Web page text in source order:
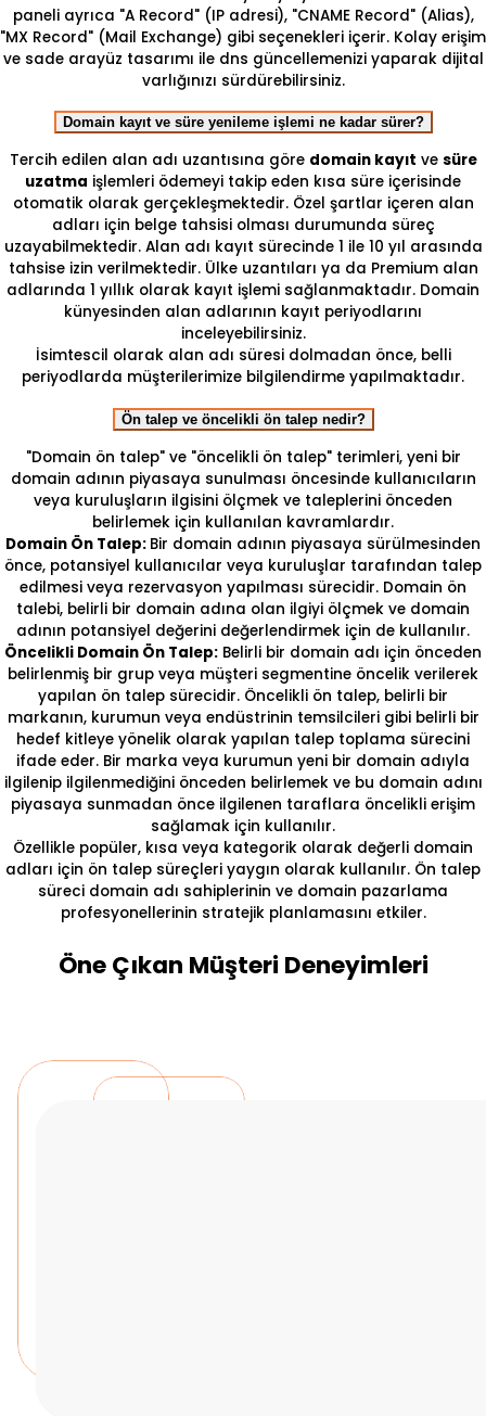
paneli ayrıca "A Record" (IP adresi), "CNAME Record" (Alias),
"MX Record" (Mail Exchange) gibi seçenekleri içerir. Kolay erişim
ve sade arayüz tasarımı ile dns güncellemenizi yaparak dijital
varlığınızı sürdürebilirsiniz.
Domain kayıt ve süre yenileme işlemi ne kadar sürer?
Tercih edilen alan adı uzantısına göre domain kayıt ve süre
uzatma işlemleri ödemeyi takip eden kısa süre içerisinde
otomatik olarak gerçekleşmektedir. Özel şartlar içeren alan
adları için belge tahsisi olması durumunda süreç
uzayabilmektedir. Alan adı kayıt sürecinde 1 ile 10 yıl arasında
tahsise izin verilmektedir. Ülke uzantıları ya da Premium alan
adlarında 1 yıllık olarak kayıt işlemi sağlanmaktadır. Domain
künyesinden alan adlarının kayıt periyodlarını
inceleyebilirsiniz.
İsimtescil olarak alan adı süresi dolmadan önce, belli
periyodlarda müşterilerimize bilgilendirme yapılmaktadır.
Ön talep ve öncelikli ön talep nedir?
"Domain ön talep" ve "öncelikli ön talep" terimleri, yeni bir
domain adının piyasaya sunulması öncesinde kullanıcıların
veya kuruluşların ilgisini ölçmek ve taleplerini önceden
belirlemek için kullanılan kavramlardır.
Domain Ön Talep: Bir domain adının piyasaya sürülmesinden
önce, potansiyel kullanıcılar veya kuruluşlar tarafından talep
edilmesi veya rezervasyon yapılması sürecidir. Domain ön
talebi, belirli bir domain adına olan ilgiyi ölçmek ve domain
adının potansiyel değerini değerlendirmek için de kullanılır.
Öncelikli Domain Ön Talep: Belirli bir domain adı için önceden
belirlenmiş bir grup veya müşteri segmentine öncelik verilerek
yapılan ön talep sürecidir. Öncelikli ön talep, belirli bir
markanın, kurumun veya endüstrinin temsilcileri gibi belirli bir
hedef kitleye yönelik olarak yapılan talep toplama sürecini
ifade eder. Bir marka veya kurumun yeni bir domain adıyla
ilgilenip ilgilenmediğini önceden belirlemek ve bu domain adını
piyasaya sunmadan önce ilgilenen taraflara öncelikli erişim
sağlamak için kullanılır.
Özellikle popüler, kısa veya kategorik olarak değerli domain
adları için ön talep süreçleri yaygın olarak kullanılır. Ön talep
süreci domain adı sahiplerinin ve domain pazarlama
profesyonellerinin stratejik planlamasını etkiler.
Öne Çıkan Müşteri Deneyimleri